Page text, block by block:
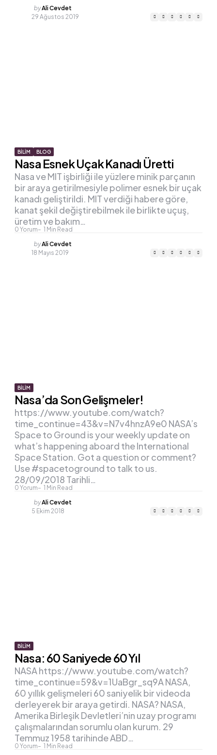
Posted
by
byAli Cevdet
29 Ağustos 2019
BILIM BLOG
Nasa Esnek Uçak Kanadı Üretti
0 Yorum 1 Min Read
Nasa ve MIT işbirliği ile yüzlere minik parçanın
bir araya getirilmesiyle polimer esnek bir uçak
kanadı geliştirildi. MIT verdiği habere göre,
kanat şekil değiştirebilmek ile birlikte uçuş,
üretim ve bakım…
Posted
by
byAli Cevdet
18 Mayıs 2019
BILIM
Nasa’da Son Gelişmeler!
0 Yorum 1 Min Read
https://www.youtube.com/watch?
time_continue=43&v=N7v4hnzA9e0 NASA’s
Space to Ground is your weekly update on
what’s happening aboard the International
Space Station. Got a question or comment?
Use #spacetoground to talk to us.
28/09/2018 Tarihli…
Posted
by
byAli Cevdet
5 Ekim 2018
BILIM
Nasa: 60 Saniyede 60 Yıl
0 Yorum 1 Min Read
NASA https://www.youtube.com/watch?
time_continue=59&v=1UaBgr_sq9A NASA,
60 yıllık gelişmeleri 60 saniyelik bir videoda
derleyerek bir araya getirdi. NASA? NASA,
Amerika Birleşik Devletleri’nin uzay programı
çalışmalarından sorumlu olan kurum. 29
Temmuz 1958 tarihinde ABD…